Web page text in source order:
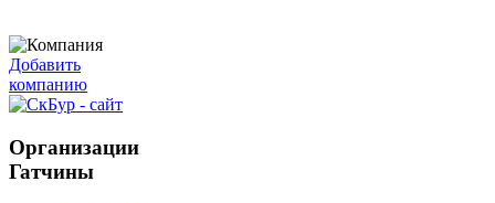
Добавить
компанию
Организации
Гатчины